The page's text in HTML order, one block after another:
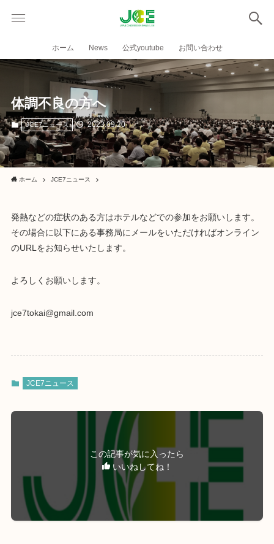
ホーム News 公式youtube お問い合わせ
体調不良の方へ
JCE7ニュース 2023.09.20
ホーム JCE7ニュース
発熱などの症状のある方はホテルなどでの参加をお願いします。
その場合に以下にある事務局にメールをいただければオンライン
のURLをお知らせいたします。
よろしくお願いします。
jce7tokai@gmail.com
JCE7ニュース
この記事が気に入ったら
いいねしてね！